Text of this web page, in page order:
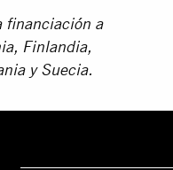
financiación a
Finlandia,
y Suecia.